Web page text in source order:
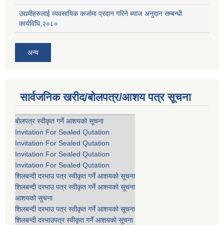
उद्यमीहरुलाई व्यवसायिक कर्जामा प्रदान गरिने ब्याज अनुदान सम्बन्धी
कार्यविधि,२०८०
अन्य
सार्वजनिक खरीद/बोलपत्र/आशय पत्र सूचना
बोलपत्र स्वीकृत गर्ने आशयको सूचना
Invitation For Sealed Qutation
Invitation For Sealed Qutation
Invitation For Sealed Qutation
Invitation For Sealed Qutation
शिलबन्दी दरभाउ पत्र स्वीकृत गर्ने आशयको सूचना
शिलबन्दी दरभाउ पत्र स्वीकृत गर्ने आशयको सूचना
आशयको सुचना
शिलबन्दी दरभाउ पत्र स्वीकृत गर्ने आशयको सूचना
शिलबन्दी दरभाउपत्र स्वीकृत गर्ने आशयको सूचना